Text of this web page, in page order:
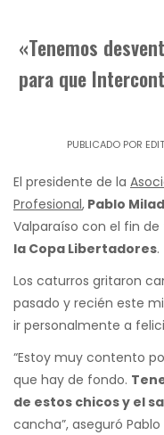
«Tenemos
para que
PUBLICADO POR
El presidente de la
Profesional, Pablo
Valparaíso con el fin
la Copa Libertadores.
Los caturros gritaron
pasado y recién este
ir personalmente a
“Estoy muy contento
que hay de fondo.
de estos chicos y el
cancha”, aseguró